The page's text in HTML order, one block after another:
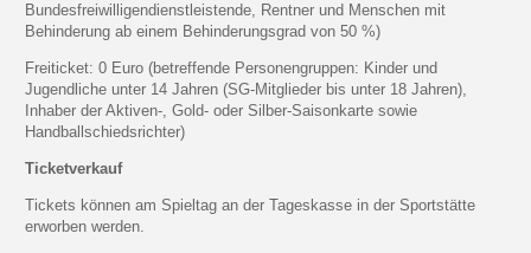
Bundesfreiwilligendienstleistende, Rentner und Menschen mit
Behinderung ab einem Behinderungsgrad von 50 %)
Freiticket: 0 Euro (betreffende Personengruppen: Kinder und
Jugendliche unter 14 Jahren (SG-Mitglieder bis unter 18 Jahren),
Inhaber der Aktiven-, Gold- oder Silber-Saisonkarte sowie
Handballschiedsrichter)
Ticketverkauf
Tickets können am Spieltag an der Tageskasse in der Sportstätte
erworben werden.